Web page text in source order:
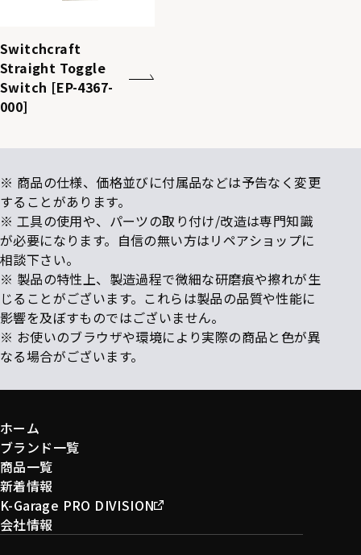
Switchcraft
Straight Toggle
Switch [EP-4367-
000]
※ 商品の仕様、価格並びに付属品などは予告なく変更
することがあります。
※ 工具の使用や、パーツの取り付け/改造は専門知識
が必要になります。自信の無い方はリペアショップに
相談下さい。
※ 製品の特性上、製造過程で微細な研磨痕や擦れが生
じることがございます。これらは製品の品質や性能に
影響を及ぼすものではございません。
※ お使いのブラウザや環境により実際の商品と色が異
なる場合がございます。
ホーム
ブランド一覧
商品一覧
新着情報
K-Garage PRO DIVISION
会社情報